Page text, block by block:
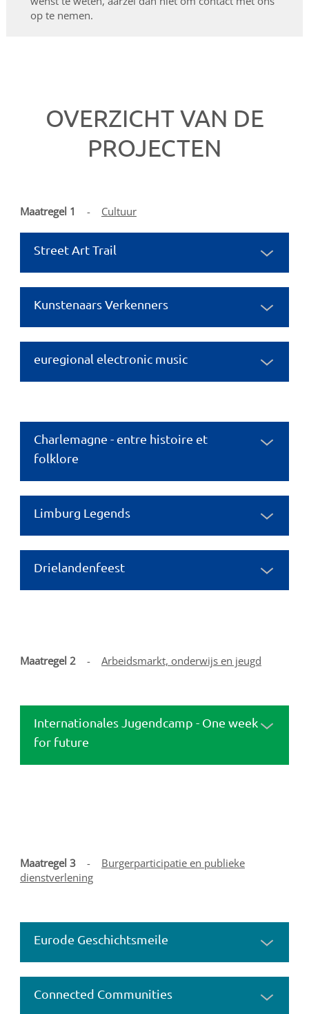
op te nemen.
OVERZICHT VAN DE
PROJECTEN
Maatregel 1 - Cultuur
Street Art Trail
Kunstenaars Verkenners
euregional electronic music
Charlemagne - entre histoire et
folklore
Limburg Legends
Drielandenfeest
Maatregel 2- Arbeidsmarkt, onderwijs en jeugd
Internationales Jugendcamp - One week
for future
Maatregel 3- Burgerparticipatie en publieke
dienstverlening
Eurode Geschichtsmeile
Connected Communities